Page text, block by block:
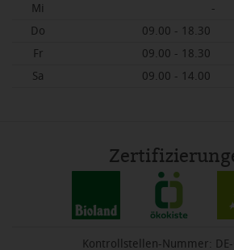
Mi
-
Do
09.00 - 18.30
Fr
09.00 - 18.30
Sa
09.00 - 14.00
Kontrollstellen-Nummer: DE-